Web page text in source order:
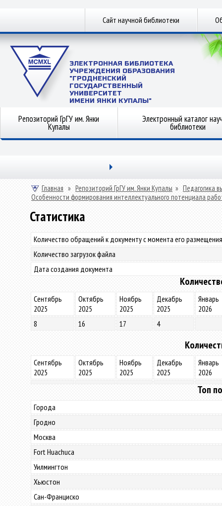
Сайт научной библиотеки
ЭЛЕКТРОННАЯ БИБЛИОТЕКА
УЧРЕЖДЕНИЯ ОБРАЗОВАНИЯ
"ГРОДНЕНСКИЙ
ГОСУДАРСТВЕННЫЙ
УНИВЕРСИТЕТ
ИМЕНИ ЯНКИ КУПАЛЫ"
Репозиторий ГрГУ им. Янки
Купалы
Электронный каталог
библиотеки
Главная » Репозиторий ГрГУ им. Янки Купалы » Педагогика
Особенности формирования интеллектуального потенциала
Статистика
Количество обращений к документу с момента его
Количество загрузок файла
Дата создания документа
Сентябрь
2025
Октябрь
2025
Ноябрь
2025
Декабрь
2025
Январь
2026
8
16 17 4
Сентябрь
2025
Октябрь
2025
Ноябрь
2025
Декабрь
2025
Январь
2026
Топ
Города
Гродно
Москва
Fort Huachuca
Уилмингтон
Хьюстон
Сан-Франциско